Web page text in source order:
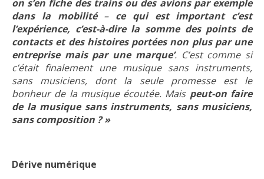
on s’en fiche des trains ou des avions par exemple
dans la mobilité –ce qui est important c’est
l’expérience, c’est-à-dire la somme des points de
contacts et des histoires portées non plus par une
entreprise mais par une marque’. C’est comme si
c’était finalement une musique sans instruments,
sans musiciens, dont la seule promesse est le
bonheur de la musique écoutée. Mais peut-on faire
de la musique sans instruments, sans musiciens,
sans composition ? »
Dérive numérique